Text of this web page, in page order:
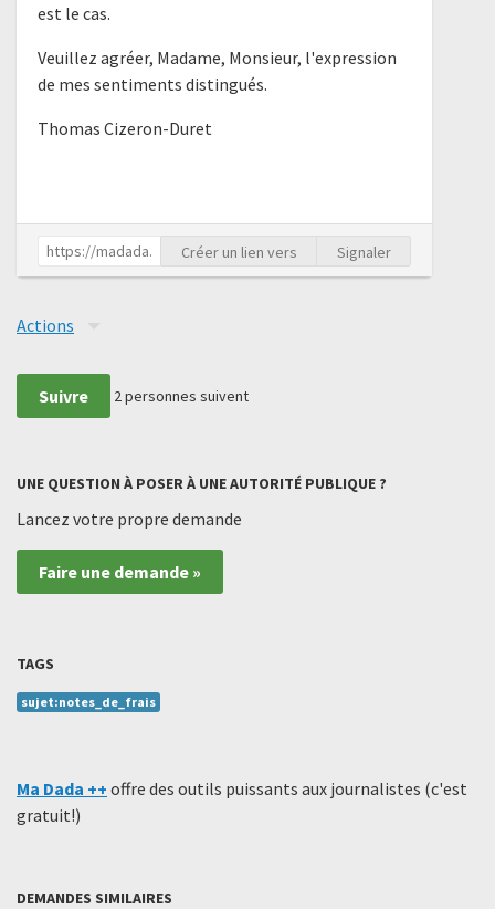
est le cas.
Veuillez agréer, Madame, Monsieur, l'expression
de mes sentiments distingués.
Thomas Cizeron-Duret
Créer un lien vers Signaler
Actions
Suivre 2personnes suivent
UNE QUESTION À POSER À UNE AUTORITÉ PUBLIQUE ?
Lancez votre propre demande
Faire une demande »
TAGS
sujet:notes_de_frais
Ma Dada ++ offre des outils puissants aux journalistes (c'est
gratuit!)
DEMANDES SIMILAIRES